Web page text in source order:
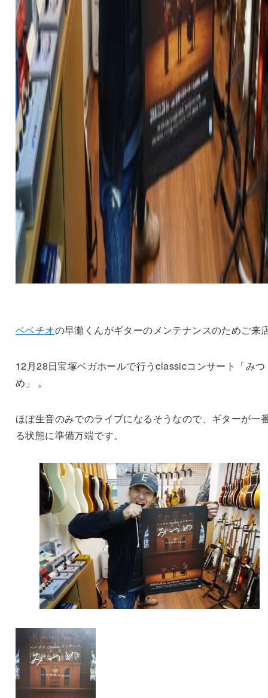
ベベチオの早瀬くんがギターのメンテナンスのためご来
12月28日宝塚ベガホールで行うclassicコンサート「みつ
め」 。
ほぼ生音のみでのライブになるそうなので、ギターが一
る状態に準備万端です。